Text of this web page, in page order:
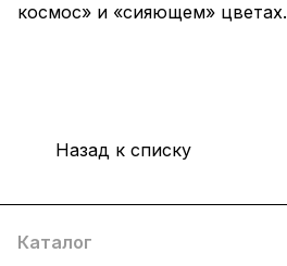
космос» и «сияющем» цветах.
Назад к списку
Каталог